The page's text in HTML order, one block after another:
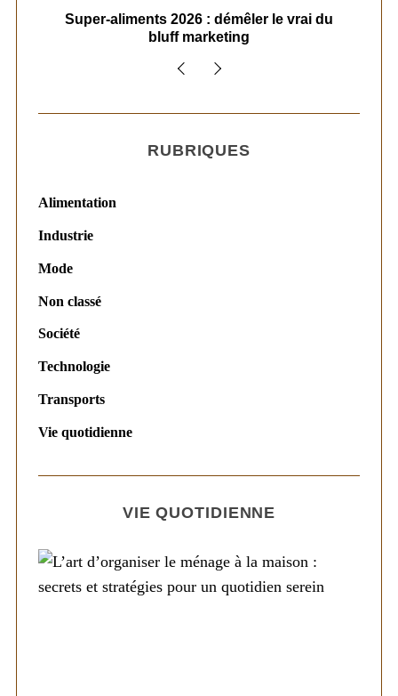
Super-aliments 2026 : démêler le vrai du
bluff marketing
RUBRIQUES
Alimentation
Industrie
Mode
Non classé
Société
Technologie
Transports
Vie quotidienne
VIE QUOTIDIENNE